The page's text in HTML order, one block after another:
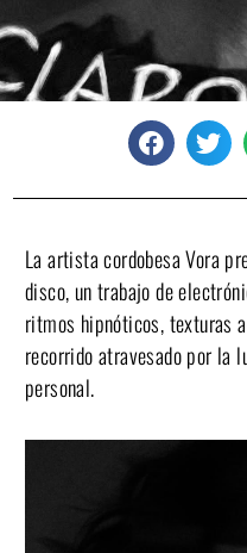
La artista cordobesa Vora
disco, un trabajo de
ritmos hipnóticos, texturas
recorrido atravesado por la
personal.